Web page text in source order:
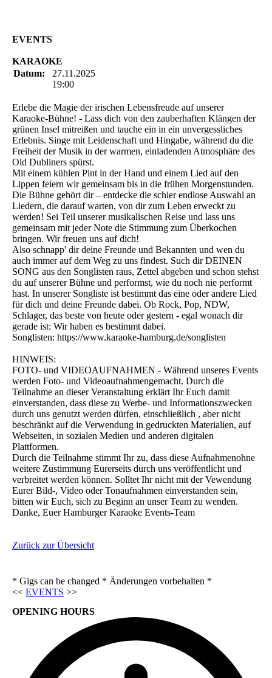
EVENTS
KARAOKE
Datum:
27.11.2025
19:00
Erlebe die Magie der irischen Lebensfreude auf unserer
Karaoke-Bühne! - Lass dich von den zauberhaften Klängen der
grünen Insel mitreißen und tauche ein in ein unvergessliches
Erlebnis. Singe mit Leidenschaft und Hingabe, während du die
Freiheit der Musik in der warmen, einladenden Atmosphäre des
Old Dubliners spürst.
Mit einem kühlen Pint in der Hand und einem Lied auf den
Lippen feiern wir gemeinsam bis in die frühen Morgenstunden.
Die Bühne gehört dir – entdecke die schier endlose Auswahl an
Liedern, die darauf warten, von dir zum Leben erweckt zu
werden! Sei Teil unserer musikalischen Reise und lass uns
gemeinsam mit jeder Note die Stimmung zum Überkochen
bringen. Wir freuen uns auf dich!
Also schnapp' dir deine Freunde und Bekannten und wen du
auch immer auf dem Weg zu uns findest. Such dir DEINEN
SONG aus den Songlisten raus, Zettel abgeben und schon stehst
du auf unserer Bühne und performst, wie du noch nie performt
hast. In unserer Songliste ist bestimmt das eine oder andere Lied
für dich und deine Freunde dabei. Ob Rock, Pop, NDW,
Schlager, das beste von heute oder gestern - egal wonach dir
gerade ist: Wir haben es bestimmt dabei.
Songlisten: https://www.karaoke-hamburg.de/songlisten
HINWEIS:
FOTO- und VIDEOAUFNAHMEN - Während unseres Events
werden Foto- und Videoaufnahmengemacht. Durch die
Teilnahme an dieser Veranstaltung erklärt Ihr Euch damit
einverstanden, dass diese zu Werbe- und Informationszwecken
durch uns genutzt werden dürfen, einschließlich , aber nicht
beschränkt auf die Verwendung in gedruckten Materialien, auf
Webseiten, in sozialen Medien und anderen digitalen
Plattformen.
Durch die Teilnahme stimmt Ihr zu, dass diese Aufnahmenohne
weitere Zustimmung Eurerseits durch uns veröffentlicht und
verbreitet werden können. Solltet Ihr nicht mit der Vewendung
Eurer Bild-, Video oder Tonaufnahmen einverstanden sein,
bitten wir Euch, sich zu Beginn an unser Team zu wenden.
Danke, Euer Hamburger Karaoke Events-Team
Zurück zur Übersicht
* Gigs can be changed * Änderungen vorbehalten *
<< EVENTS >>
OPENING HOURS